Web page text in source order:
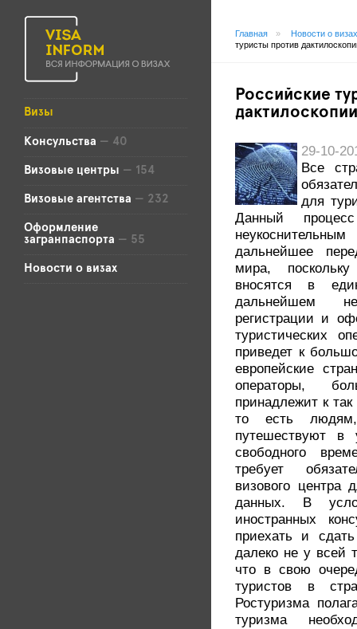
Визы
Консульства — 40
Визовые центры — 154
Визовые агентства — 232
Оформление
загранпаспорта — 55
Новости о визах
Главная »
Новости о визах
туристы против
Российские
дактилоскопии
29-10-
Все
для
Данный
дальнейшее
мира,
вносятся в
дальнейшем
регистрации и
туристических
приведет к
европейские
операторы,
принадлежит к
то есть
путешествуют в
свободного
требует
визового центра
данных. В
иностранных
приехать и
далеко не у всей
что в свою
туристов в
Ростуризма
туризма